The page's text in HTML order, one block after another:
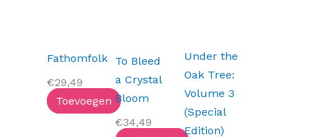
Fathomfolk
€29,49
Toevoegen
To Bleed
a Crystal
Bloom
€34,49
Under the
Oak Tree:
Volume 3
(Special
Edition)